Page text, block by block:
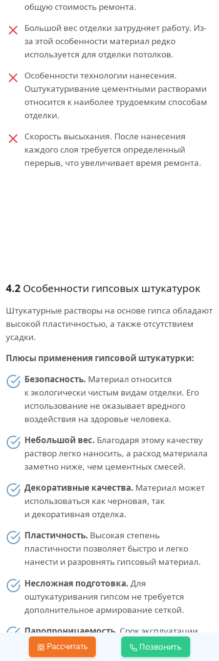
общую стоимость ремонта.
Большой вес отделки затрудняет работу. Из-
за этой особенности материал редко
используется для отделки потолков.
Особенности технологии нанесения.
Оштукатуривание цементными растворами
относится к наиболее трудоемким способам
отделки.
Скорость высыхания. После нанесения
каждого слоя требуется определенный
перерыв, что увеличивает время ремонта.
4.2 Особенности гипсовых штукатурок
Штукатурные растворы на основе гипса обладают
высокой пластичностью, а также отсутствием
усадки.
Плюсы применения гипсовой штукатурки:
Безопасность. Материал относится
к экологически чистым видам отделки. Его
использование не оказывает вредного
воздействия на здоровье человека.
Небольшой вес. Благодаря этому качеству
раствор легко наносить, а расход материала
заметно ниже, чем цементных смесей.
Декоративные качества. Материал может
использоваться как черновая, так
и декоративная отделка.
Пластичность. Высокая степень
пластичности позволяет быстро и легко
нанести и разровнять гипсовый материал.
Несложная подготовка. Для
оштукатуривания гипсом не требуется
дополнительное армирование сеткой.
Паропроницаемость. Срок эксплуатации
декоративных покрытий увеличивается
за счет того, что пористая структура
Рассчитать Позвонить